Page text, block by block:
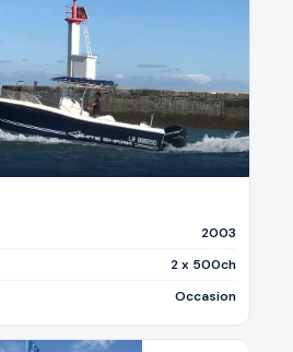
2003
2 x 500ch
Occasion